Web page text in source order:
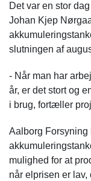
Det var en stor
Johan Kjep
slutningen af
- Når man har
år, er det stort og
i brug, fortæller
Aalborg Forsyning
mulighed for at
når elprisen er